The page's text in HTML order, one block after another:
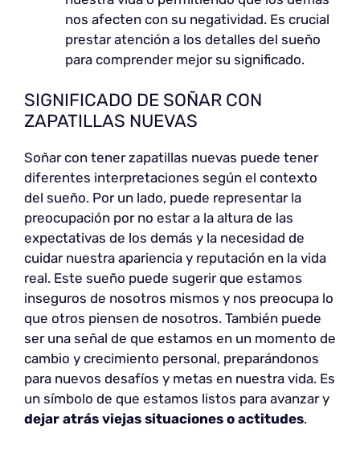
nos afecten con su negatividad. Es crucial
prestar atención a los detalles del sueño
para comprender mejor su significado.
SIGNIFICADO DE SOÑAR CON
ZAPATILLAS NUEVAS
Soñar con tener zapatillas nuevas puede tener
diferentes interpretaciones según el contexto
del sueño. Por un lado, puede representar la
preocupación por no estar a la altura de las
expectativas de los demás y la necesidad de
cuidar nuestra apariencia y reputación en la vida
real. Este sueño puede sugerir que estamos
inseguros de nosotros mismos y nos preocupa lo
que otros piensen de nosotros. También puede
ser una señal de que estamos en un momento de
cambio y crecimiento personal, preparándonos
para nuevos desafíos y metas en nuestra vida. Es
un símbolo de que estamos listos para avanzar y
dejar atrás viejas situaciones o actitudes.